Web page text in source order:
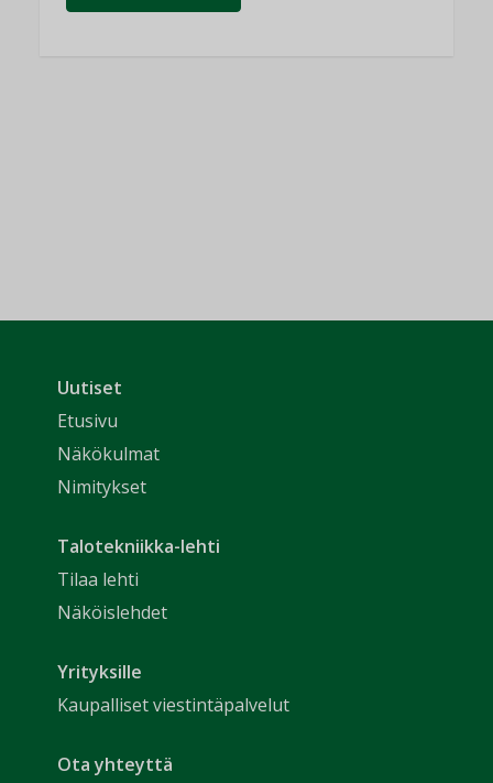
Uutiset
Etusivu
Näkökulmat
Nimitykset
Talotekniikka-lehti
Tilaa lehti
Näköislehdet
Yrityksille
Kaupalliset viestintäpalvelut
Ota yhteyttä